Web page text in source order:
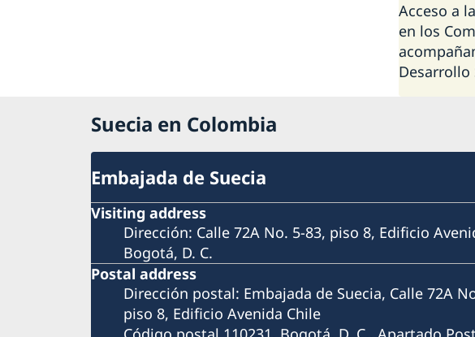
Acceso a
en los
Desarrollo
Suecia en Colombia
Embajada de Suecia
Visiting address
Dirección: Calle 72A No. 5-83, piso 8, Edificio
Bogotá, D. C.
Postal address
Dirección postal: Embajada de Suecia, Calle 72A
piso 8, Edificio Avenida Chile